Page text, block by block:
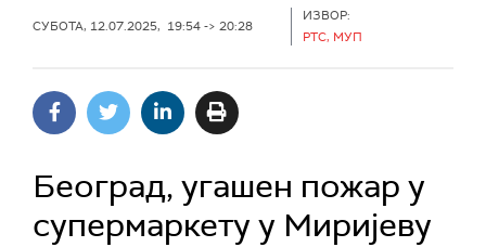
СУБОТА, 12.07.2025, 19:54 -> 20:28
ИЗВОР:
РТС, МУП
Београд, угашен пожар у
супермаркету у Миријеву